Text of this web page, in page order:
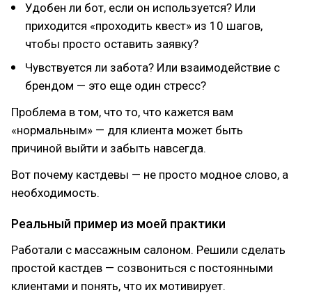
Удобен ли бот, если он используется? Или
приходится «проходить квест» из 10 шагов,
чтобы просто оставить заявку?
Чувствуется ли забота? Или взаимодействие с
брендом — это еще один стресс?
Проблема в том, что то, что кажется вам
«нормальным» — для клиента может быть
причиной выйти и забыть навсегда.
Вот почему кастдевы — не просто модное слово, а
необходимость.
Реальный пример из моей практики
Работали с массажным салоном. Решили сделать
простой кастдев — созвониться с постоянными
клиентами и понять, что их мотивирует.